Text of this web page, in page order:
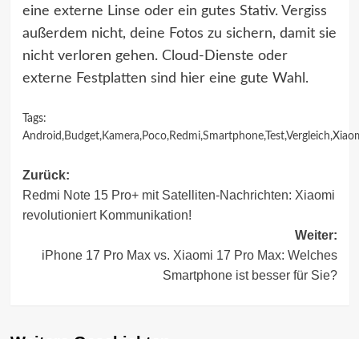
eine externe Linse oder ein gutes Stativ. Vergiss
außerdem nicht, deine Fotos zu sichern, damit sie
nicht verloren gehen. Cloud-Dienste oder
externe Festplatten sind hier eine gute Wahl.
Tags:
Android ,Budget,Kamera,Poco,Redmi,Smartphone,Test,Vergleich,
Beitragsnavigation
Zurück:
Redmi Note 15 Pro+ mit Satelliten-Nachrichten: Xiaomi
revolutioniert Kommunikation!
Weiter:
iPhone 17 Pro Max vs. Xiaomi 17 Pro Max: Welches
Smartphone ist besser für Sie?